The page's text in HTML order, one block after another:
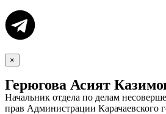
×
Герюгова Асият
Начальник отдела по делам
прав Администрации Карачаевского